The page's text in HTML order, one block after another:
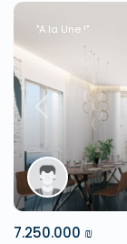
Previous
"A la Une !"
7.250.000 ₪